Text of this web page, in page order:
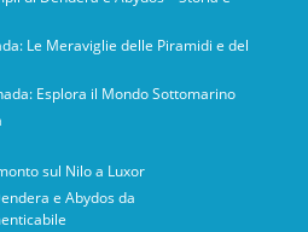
Le Meraviglie delle Piramidi e del
Esplora il Mondo Sottomarino
sul Nilo a Luxor
e Abydos da